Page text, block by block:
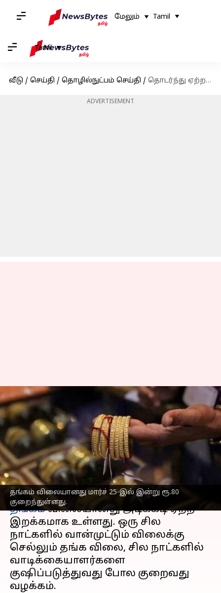
மேலும் Tamil
Tamil
வீடு / செய்தி / தொழில்நுட்பம் செய்தி / தொடர்ந்து ஏற்றத்துக்குபின் சரிந்த தங்கம் விலை! இன்றைய விபரம்
ADVERTISEMENT
தங்கம் விலையானது மார்ச் 25-இல் இன்று ரூ.80
குறைந்துள்ளது.
தொடர்ந்து
ஏற்றத்துக்குபின் சரிந்த
தங்கம் விலை! இன்றைய
விபரம்
எழுதியவர் Siranjeevi Mar 25, 2023 05:02 pm
செய்தி முன்னோட்டம்
தங்கம்விலையானது அடிக்கடி ஏற்ற
இறக்கமாக உள்ளது. ஒரு சில
நாட்களில் வான்முட்டும் விலைக்கு
செல்லும் தங்க விலை, சில நாட்களில்
வாடிக்கையாளர்களை
குஷிப்படுத்துவது போல குறைவது
வழக்கம்.